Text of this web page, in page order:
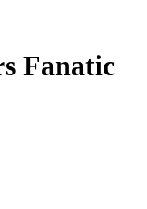
Fanatic